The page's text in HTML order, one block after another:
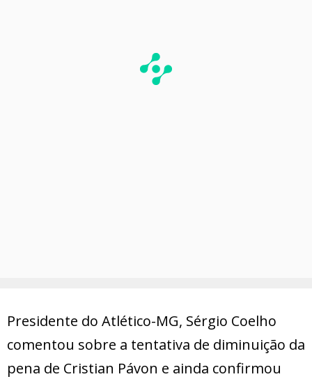
Presidente do Atlético-MG, Sérgio Coelho
comentou sobre a tentativa de diminuição da
pena de Cristian Pávon e ainda confirmou